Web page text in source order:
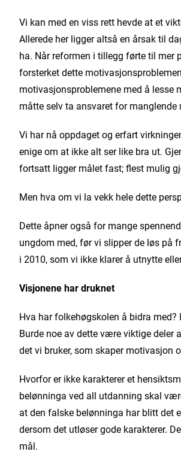
Vi kan med en viss rett hevde at et
Allerede her ligger altså en årsak til
ha. Når reformen i tillegg førte til mer
forsterket dette
motivasjonsproblemene med å lesse
måtte selv ta ansvaret for
Vi har nå oppdaget og erfart
enige om at ikke alt ser like bra ut.
fortsatt ligger målet fast; flest mulig
Men hva om vi la vekk hele dette
Dette åpner også for mange
ungdom med, før vi slipper de løs på
i 2010, som vi ikke klarer å utnytte
Visjonene har druknet
Hva har folkehøgskolen å bidra
Burde noe av dette være viktige deler
det vi bruker, som skaper
Hvorfor er ikke karakterer et
belønninga ved all utdanning skal
at den falske belønninga har blitt det
dersom det utløser gode karakterer.
mål.